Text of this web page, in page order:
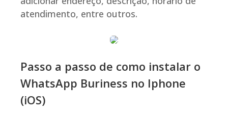
atendimento, entre outros.
Passo a passo de como instalar o
WhatsApp Buriness no Iphone
(iOS)